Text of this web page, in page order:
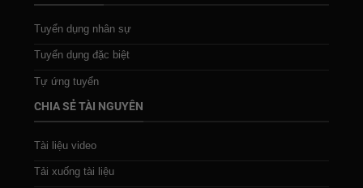
Tuyển dụng nhân sự
Tuyển dụng đặc biệt
Tự ứng tuyển
CHIA SẺ TÀI NGUYÊN
Tài liệu video
Tải xuống tài liệu